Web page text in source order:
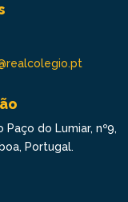
Paço do Lumiar, nº9,
Portugal.